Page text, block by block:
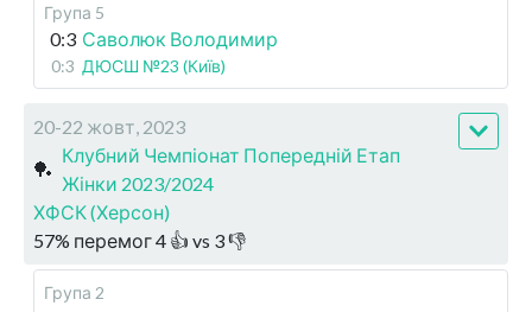
Група 5
0:3 Саволюк Володимир
0:3 ДЮСШ №23 (Київ)
20-22 жовт, 2023
🏓
Клубний Чемпіонат Попередній Етап
Жінки 2023/2024
ХФСК (Херсон)
57% перемог4 👍 vs 3👎
Група 2